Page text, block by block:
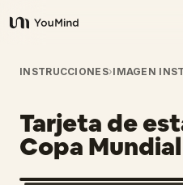
YouMind
Resumen
Casos de uso
Habilidades
INSTRUCCIONES›IMAGEN
Tarjeta de
Copa